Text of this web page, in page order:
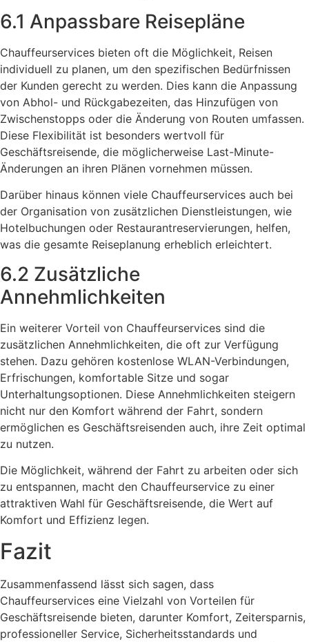
6.1 Anpassbare Reisepläne
Chauffeurservices bieten oft die Möglichkeit, Reisen
individuell zu planen, um den spezifischen Bedürfnissen
der Kunden gerecht zu werden. Dies kann die Anpassung
von Abhol- und Rückgabezeiten, das Hinzufügen von
Zwischenstopps oder die Änderung von Routen umfassen.
Diese Flexibilität ist besonders wertvoll für
Geschäftsreisende, die möglicherweise Last-Minute-
Änderungen an ihren Plänen vornehmen müssen.
Darüber hinaus können viele Chauffeurservices auch bei
der Organisation von zusätzlichen Dienstleistungen, wie
Hotelbuchungen oder Restaurantreservierungen, helfen,
was die gesamte Reiseplanung erheblich erleichtert.
6.2 Zusätzliche
Annehmlichkeiten
Ein weiterer Vorteil von Chauffeurservices sind die
zusätzlichen Annehmlichkeiten, die oft zur Verfügung
stehen. Dazu gehören kostenlose WLAN-Verbindungen,
Erfrischungen, komfortable Sitze und sogar
Unterhaltungsoptionen. Diese Annehmlichkeiten steigern
nicht nur den Komfort während der Fahrt, sondern
ermöglichen es Geschäftsreisenden auch, ihre Zeit optimal
zu nutzen.
Die Möglichkeit, während der Fahrt zu arbeiten oder sich
zu entspannen, macht den Chauffeurservice zu einer
attraktiven Wahl für Geschäftsreisende, die Wert auf
Komfort und Effizienz legen.
Fazit
Zusammenfassend lässt sich sagen, dass
Chauffeurservices eine Vielzahl von Vorteilen für
Geschäftsreisende bieten, darunter Komfort, Zeitersparnis,
professioneller Service, Sicherheitsstandards und